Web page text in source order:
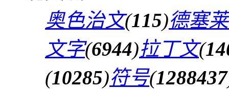
奥色治文(115)德塞
文字(6944)拉丁文(
(10285)符号(1288437